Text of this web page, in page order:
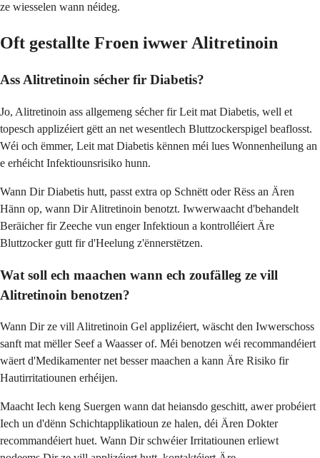
ze wiesselen wann néideg.
Oft gestallte Froen iwwer Alitretinoin
Ass Alitretinoin sécher fir Diabetis?
Jo, Alitretinoin ass allgemeng sécher fir Leit mat Diabetis, well et
topesch applizéiert gëtt an net wesentlech Bluttzockerspigel beaflosst.
Wéi och ëmmer, Leit mat Diabetis kënnen méi lues Wonnenheilung an
e erhéicht Infektiounsrisiko hunn.
Wann Dir Diabetis hutt, passt extra op Schnëtt oder Rëss an Ären
Hänn op, wann Dir Alitretinoin benotzt. Iwwerwaacht d'behandelt
Beräicher fir Zeeche vun enger Infektioun a kontrolléiert Äre
Bluttzocker gutt fir d'Heelung z'ënnerstëtzen.
Wat soll ech maachen wann ech zoufälleg ze vill
Alitretinoin benotzen?
Wann Dir ze vill Alitretinoin Gel applizéiert, wäscht den Iwwerschoss
sanft mat mëller Seef a Waasser of. Méi benotzen wéi recommandéiert
wäert d'Medikamenter net besser maachen a kann Äre Risiko fir
Hautirritatiounen erhéijen.
Maacht Iech keng Suergen wann dat heiansdo geschitt, awer probéiert
Iech un d'dënn Schichtapplikatioun ze halen, déi Ären Dokter
recommandéiert huet. Wann Dir schwéier Irritatiounen erliewt